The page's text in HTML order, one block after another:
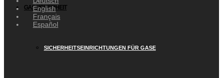
GASSICHERHEIT
SICHERHEITSEINRICHTUNGEN FÜR GASE
English
Français
Español